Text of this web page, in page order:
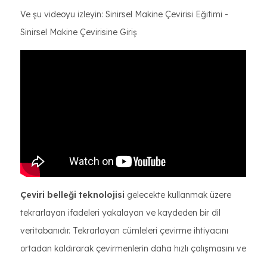
Ve şu videoyu izleyin: Sinirsel Makine Çevirisi Eğitimi -
Sinirsel Makine Çevirisine Giriş
Çeviri belleği teknolojisi gelecekte kullanmak üzere
tekrarlayan ifadeleri yakalayan ve kaydeden bir dil
veritabanıdır. Tekrarlayan cümleleri çevirme ihtiyacını
ortadan kaldırarak çevirmenlerin daha hızlı çalışmasını ve